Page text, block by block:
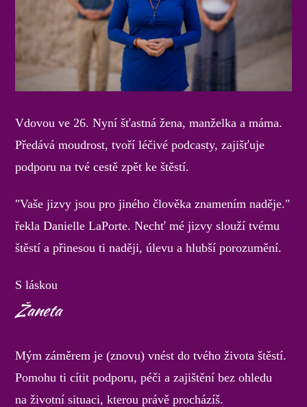
Vdovou ve 26. Nyní šťastná žena, manželka a máma.
Předává moudrost, tvoří léčivé podcasty, zajišťuje
podporu na tvé cestě zpět ke štěstí.
"Vaše jizvy jsou pro jiného člověka znamením naděje."
řekla Danielle LaPorte. Nechť mé jizvy slouží tvému
štěstí a přinesou ti naději, úlevu a hlubší porozumění.
S láskou
Žaneta
Mým záměrem je (znovu) vnést do tvého života štěstí.
Pomohu ti cítit podporu, péči a zajištění bez ohledu
na životní situaci, kterou právě procházíš.